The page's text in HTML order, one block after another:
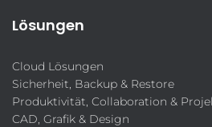
Lösungen
Cloud Lösungen
Sicherheit, Backup & Restore
Produktivität, Collaboration &
CAD, Grafik & Design